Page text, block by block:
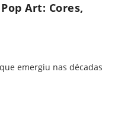
Art: Cores,
emergiu nas décadas